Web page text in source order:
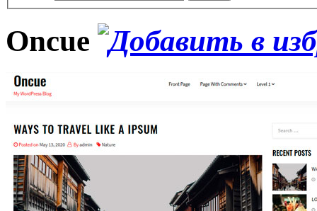
Oncue